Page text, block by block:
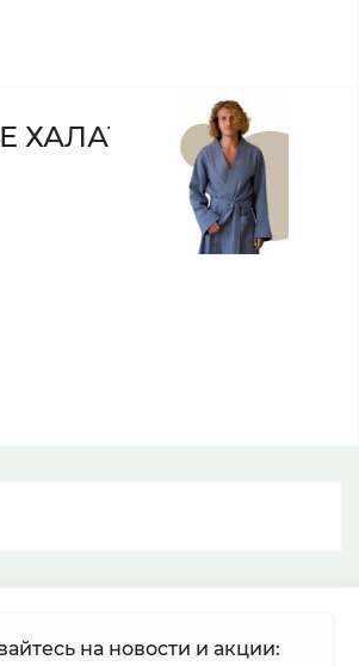
ХАЛАТЫ
на новости и акции: